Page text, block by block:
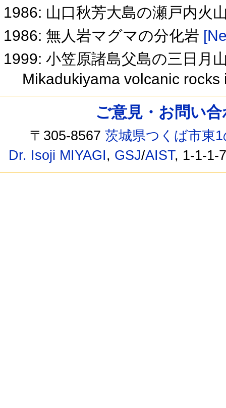
1986: 山口秋芳大島の瀬戸内火
1986: 無人岩マグマの分化岩
1999: 小笠原諸島父島の三日月
Mikadukiyama volcanic
ご意見・お問い
〒305-8567茨城県つくば市東
Dr. Isoji MIYAGI, GSJ/AIST, 1-1-1-